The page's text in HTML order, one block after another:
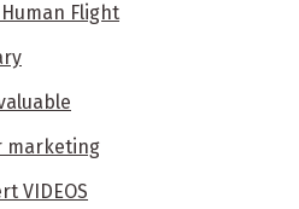
Flight
marketing
VIDEOS